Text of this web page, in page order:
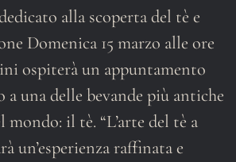
alla scoperta del tè e
Domenica 15 marzo alle ore
ospiterà un appuntamento
a una delle bevande più antiche
mondo: il tè. “L’arte del tè a
un’esperienza raffinata e